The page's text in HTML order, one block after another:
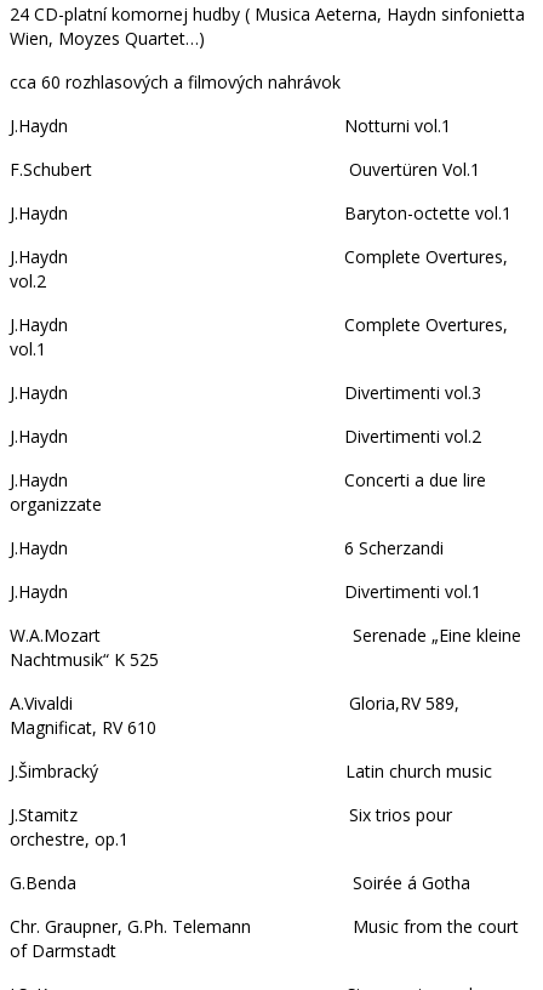
24 CD-platní komornej hudby ( Musica Aeterna, Haydn sinfonietta
Wien, Moyzes Quartet…)
cca 60 rozhlasových a filmových nahrávok
J.Haydn Notturni vol.1
F.Schubert Ouvertüren Vol.1
J.Haydn Baryton-octette vol.1
J.Haydn Complete Overtures,
vol.2
J.Haydn Complete Overtures,
vol.1
J.Haydn Divertimenti vol.3
J.Haydn Divertimenti vol.2
J.Haydn Concerti a due lire
organizzate
J.Haydn 6 Scherzandi
J.Haydn Divertimenti vol.1
W.A.Mozart Serenade „Eine kleine
Nachtmusik“ K 525
A.Vivaldi Gloria,RV 589,
Magnificat, RV 610
J.Šimbracký Latin church music
J.Stamitz Six trios pour
orchestre, op.1
G.Benda Soirée á Gotha
Chr. Graupner, G.Ph. Telemann Music from the court
of Darmstadt